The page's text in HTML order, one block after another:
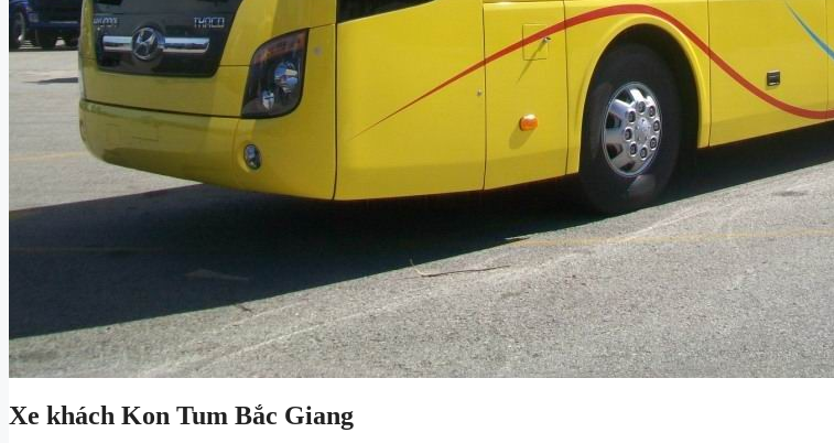
Xe khách Kon Tum Bắc Giang